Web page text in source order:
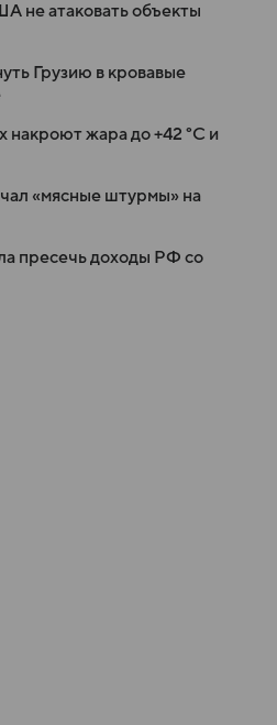
не атаковать объекты
Грузию в кровавые
жара до +42 °C и
«мясные штурмы» на
пресечь доходы РФ со